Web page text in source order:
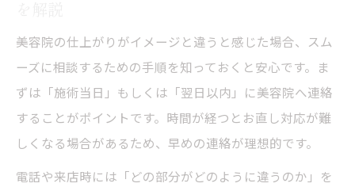
美容院の仕上がりがイメージと違うと感じた場合、スム
ーズに相談するための手順を知っておくと安心です。ま
ずは「施術当日」もしくは「翌日以内」に美容院へ連絡
することがポイントです。時間が経つとお直し対応が難
しくなる場合があるため、早めの連絡が理想的です。
電話や来店時には「どの部分がどのように違うのか」を